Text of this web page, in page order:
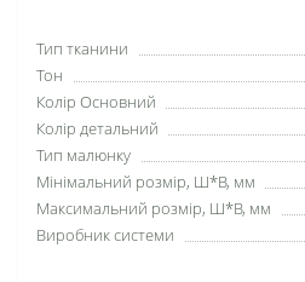
Тип тканини
Тон
Колір Основний
Колір детальний
Тип малюнку
Мінімальний розмір, Ш*В, мм
Максимальний розмір, Ш*В, мм
Виробник системи